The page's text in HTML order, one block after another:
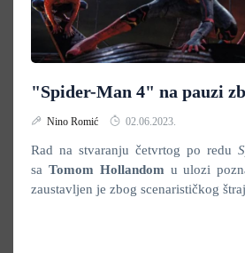
"Spider-Man 4" na pauzi
Nino Romić 02.06.2023.
Rad na stvaranju četvrtog po redu
sa Tomom Hollandom u ulozi
zaustavljen je zbog scenarističkog